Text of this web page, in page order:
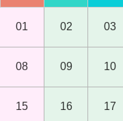
01 02 03
08 09 10
15 16 17